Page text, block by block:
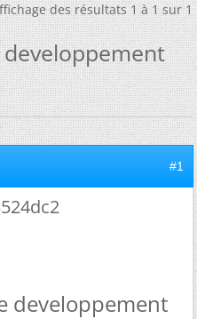
des résultats 1 à 1 sur 1
#1
developpement